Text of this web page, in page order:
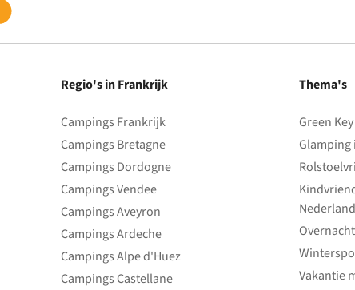
Regio's in Frankrijk
Campings Frankrijk
Campings Bretagne
Campings Dordogne
Campings Vendee
Campings Aveyron
Campings Ardeche
Campings Alpe d'Huez
Campings Castellane
Thema's
Green
Nederland
Vakantie